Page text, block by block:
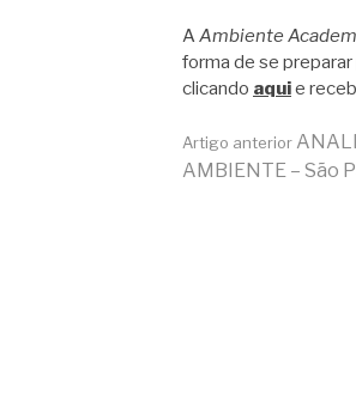
AAmbiente
forma de se
clicando aquie
Artigo anterior
AMBIENTE – São